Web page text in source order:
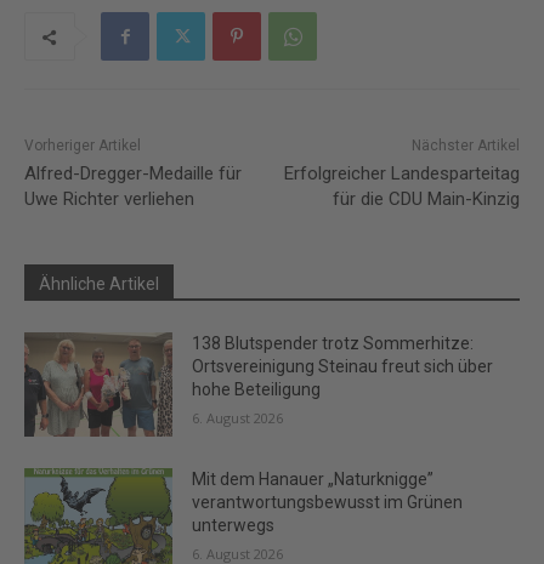
Vorheriger Artikel
Alfred-Dregger-Medaille für
Uwe Richter verliehen
Nächster Artikel
Erfolgreicher Landesparteitag
für die CDU Main-Kinzig
Ähnliche Artikel
138 Blutspender trotz Sommerhitze:
Ortsvereinigung Steinau freut sich über
hohe Beteiligung
6. August 2026
Mit dem Hanauer „Naturknigge”
verantwortungsbewusst im Grünen
unterwegs
6. August 2026